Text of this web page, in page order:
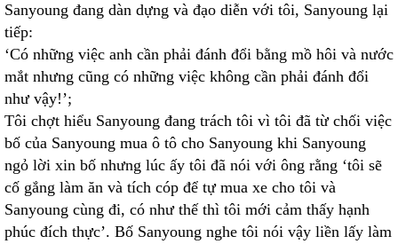
Sanyoung đang dàn dựng và đạo diễn với tôi, Sanyoung lại
tiếp:
‘Có những việc anh cần phải đánh đổi bằng mồ hôi và nước
mắt nhưng cũng có những việc không cần phải đánh đổi
như vậy!’;
Tôi chợt hiểu Sanyoung đang trách tôi vì tôi đã từ chối việc
bố của Sanyoung mua ô tô cho Sanyoung khi Sanyoung
ngỏ lời xin bố nhưng lúc ấy tôi đã nói với ông rằng ‘tôi sẽ
cố gắng làm ăn và tích cóp để tự mua xe cho tôi và
Sanyoung cùng đi, có như thế thì tôi mới cảm thấy hạnh
phúc đích thực’. Bố Sanyoung nghe tôi nói vậy liền lấy làm